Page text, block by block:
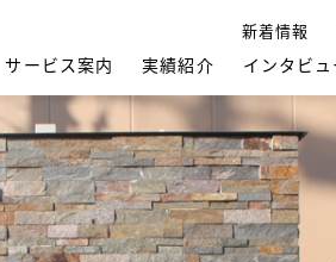
新着情報
サービス案内
クラウド導入・活用 / 伴走支援サービス
実績紹介 インタビュ